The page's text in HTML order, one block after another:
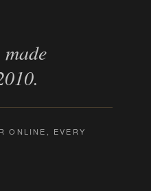
ONLINE, EVERY